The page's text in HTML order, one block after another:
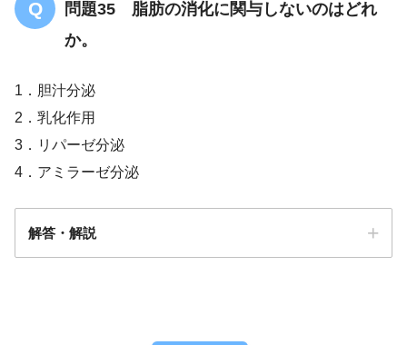
問題35 脂肪の消化に関与しないのはどれ
か。
1．胆汁分泌
2．乳化作用
3．リパーゼ分泌
4．アミラーゼ分泌
解答・解説